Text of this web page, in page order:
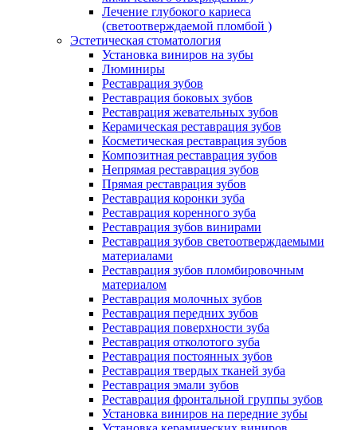
Лечение глубокого кариеса
(светоотверждаемой пломбой )
Эстетическая стоматология
Установка виниров на зубы
Люминиры
Реставрация зубов
Реставрация боковых зубов
Реставрация жевательных зубов
Керамическая реставрация зубов
Косметическая реставрация зубов
Композитная реставрация зубов
Непрямая реставрация зубов
Прямая реставрация зубов
Реставрация коронки зуба
Реставрация коренного зуба
Реставрация зубов винирами
Реставрация зубов светоотверждаемыми
материалами
Реставрация зубов пломбировочным
материалом
Реставрация молочных зубов
Реставрация передних зубов
Реставрация поверхности зуба
Реставрация отколотого зуба
Реставрация постоянных зубов
Реставрация твердых тканей зуба
Реставрация эмали зубов
Реставрация фронтальной группы зубов
Установка виниров на передние зубы